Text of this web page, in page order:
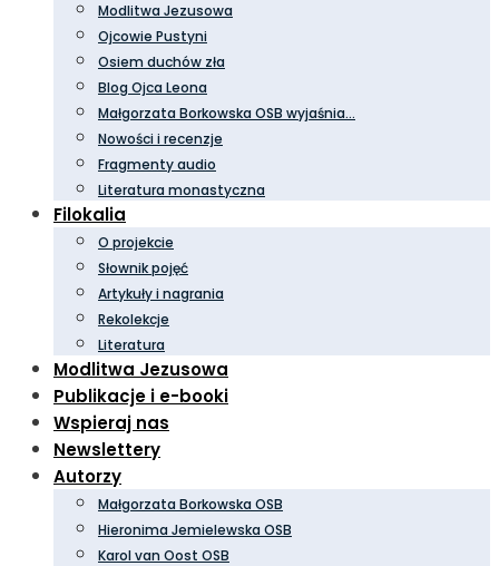
Modlitwa Jezusowa
Ojcowie Pustyni
Osiem duchów zła
Blog Ojca Leona
Małgorzata Borkowska OSB wyjaśnia…
Nowości i recenzje
Fragmenty audio
Literatura monastyczna
Filokalia
O projekcie
Słownik pojęć
Artykuły i nagrania
Rekolekcje
Literatura
Modlitwa Jezusowa
Publikacje i e-booki
Wspieraj nas
Newslettery
Autorzy
Małgorzata Borkowska OSB
Hieronima Jemielewska OSB
Karol van Oost OSB